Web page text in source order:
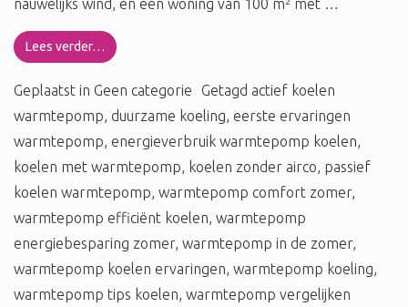
nauwelijks wind, en een woning van 100 m² met …
Lees verder…
Geplaatst in Geen categorie Getagd actief koelen
warmtepomp, duurzame koeling, eerste ervaringen
warmtepomp, energieverbruik warmtepomp koelen,
koelen met warmtepomp, koelen zonder airco, passief
koelen warmtepomp, warmtepomp comfort zomer,
warmtepomp efficiënt koelen, warmtepomp
energiebesparing zomer, warmtepomp in de zomer,
warmtepomp koelen ervaringen, warmtepomp koeling,
warmtepomp tips koelen, warmtepomp vergelijken